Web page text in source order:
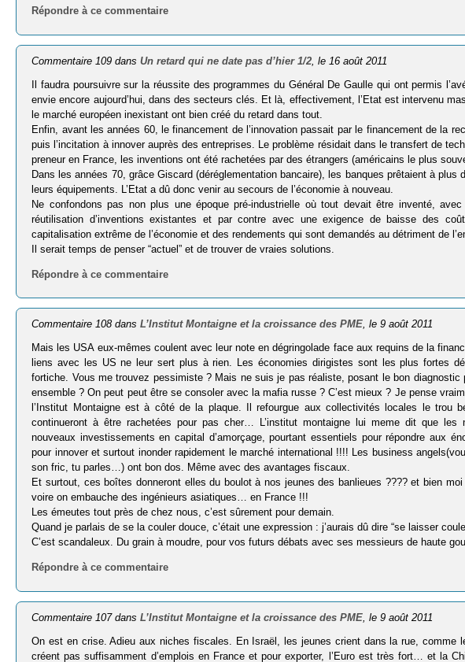
Répondre à ce commentaire
Commentaire 109 dansUn retard qui ne date pas d’hier 1/2 , le 16 août 2011
Il faudra poursuivre sur la réussite des programmes du Général De Gaulle qui ont permis
envie encore aujourd’hui, dans des secteurs clés. Et là, effectivement, l’Etat est intervenu
le marché européen inexistant ont bien créé du retard dans tout.
Enfin, avant les années 60, le financement de l’innovation passait par le financement de la
puis l’incitation à innover auprès des entreprises. Le problème résidait dans le transfert de
preneur en France, les inventions ont été rachetées par des étrangers (américains le plus
Dans les années 70, grâce Giscard (déréglementation bancaire), les banques prêtaient à
leurs équipements. L’Etat a dû donc venir au secours de l’économie à nouveau.
Ne confondons pas non plus une époque pré-industrielle où tout devait être inventé,
réutilisation d’inventions existantes et par contre avec une exigence de baisse des
capitalisation extrême de l’économie et des rendements qui sont demandés au détriment de
Il serait temps de penser “actuel” et de trouver de vraies solutions.
Répondre à ce commentaire
Commentaire 108 dansL’Institut Montaigne et la croissance des PME, le 9 août 2011
Mais les USA eux-mêmes coulent avec leur note en dégringolade face aux requins de la
liens avec les US ne leur sert plus à rien. Les économies dirigistes sont les plus fortes
fortiche. Vous me trouvez pessimiste ? Mais ne suis je pas réaliste, posant le bon
ensemble ? On peut peut être se consoler avec la mafia russe ? C’est mieux ? Je pense
l’Institut Montaigne est à côté de la plaque. Il refourgue aux collectivités locales le trou
continueront à être rachetées pour pas cher… L’institut montaigne lui meme dit que les
nouveaux investissements en capital d’amorçage, pourtant essentiels pour répondre aux
pour innover et surtout inonder rapidement le marché international !!!! Les business
son fric, tu parles…) ont bon dos. Même avec des avantages fiscaux.
Et surtout, ces boîtes donneront elles du boulot à nos jeunes des banlieues ???? et bien
voire on embauche des ingénieurs asiatiques… en France !!!
Les émeutes tout près de chez nous, c’est sûrement pour demain.
Quand je parlais de se la couler douce, c’était une expression : j’aurais dû dire “se laisser
C’est scandaleux. Du grain à moudre, pour vos futurs débats avec ses messieurs de haute
Répondre à ce commentaire
Commentaire 107 dansL’Institut Montaigne et la croissance des PME , le 9 août 2011
On est en crise. Adieu aux niches fiscales. En Israël, les jeunes crient dans la rue, comme
créent pas suffisamment d’emplois en France et pour exporter, l’Euro est très fort… et la